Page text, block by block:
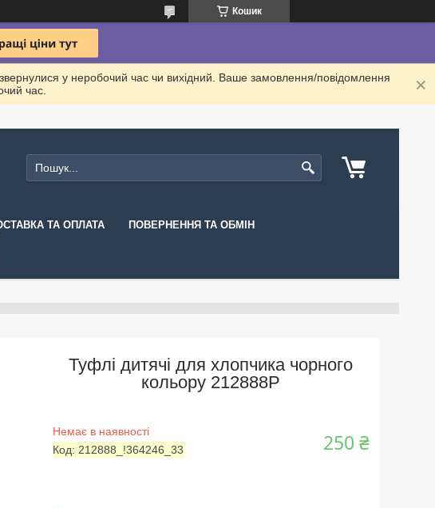
Кошик
у неробочий час чи вихідний. Ваше замовлення/повідомлення
час.
ТА ОПЛАТА ПОВЕРНЕННЯ ТА ОБМІН
Туфлі дитячі для хлопчика чорного
кольору 212888P
Немає в наявності
Код: 212888_!364246_33 250 ₴